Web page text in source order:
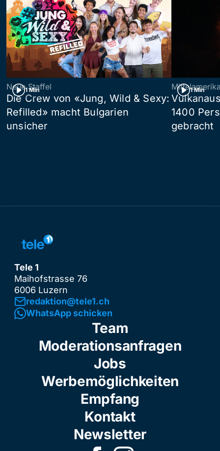
1 Min
Neue Staffel
Die Crew von «Jung, Wild & Sexy:
Refilled» macht Bulgarien
unsicher
1 Min
1400
gebracht
Tele 1
Maihofstrasse 76
6006 Luzern
redaktion@tele1.ch
WhatsApp schicken
Team
Moderationsanfragen
Jobs
Werbemöglichkeiten
Empfang
Kontakt
Newsletter